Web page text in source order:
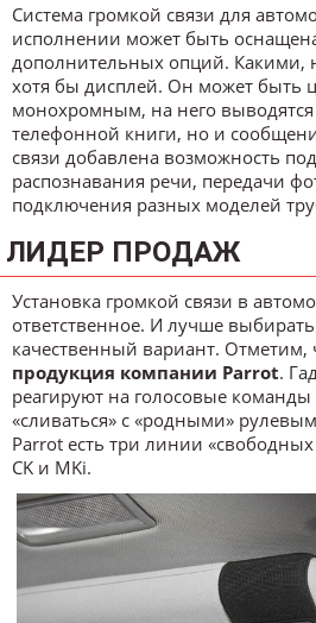
Система громкой связи для
исполнении может быть
дополнительных опций. Какими,
хотя бы дисплей. Он может быть
монохромным, на него
телефонной книги, но и
связи добавлена возможность
распознавания речи, передачи
подключения разных моделей
ЛИДЕР ПРОДАЖ
Установка громкой связи в
ответственное. И лучше
качественный вариант. Отметим,
продукция компании Parrot.
реагируют на голосовые
«сливаться» с «родными»
Parrot есть три линии
CK и MKi.